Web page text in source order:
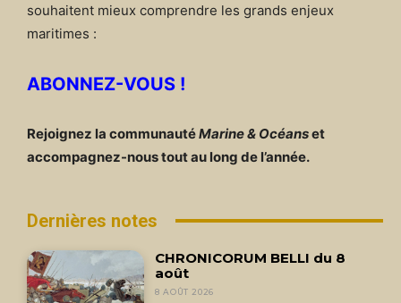
souhaitent mieux comprendre les grands enjeux
maritimes :
ABONNEZ-VOUS !
Rejoignez la communautéMarine & Océanset
accompagnez-nous tout au long de l’année.
Dernières notes
CHRONICORUM BELLI du 8
août
8 AOÛT 2026